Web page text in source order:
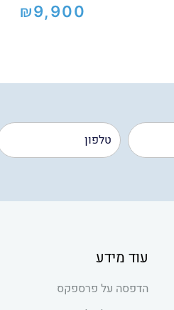
₪9,900
עוד מידע
הדפסה על פרספקס